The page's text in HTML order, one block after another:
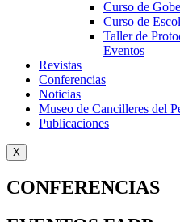
Curso de
Curso de
Taller de
Eventos
Revistas
Conferencias
Noticias
Museo de Cancilleres del
Publicaciones
X
CONFERENCIAS